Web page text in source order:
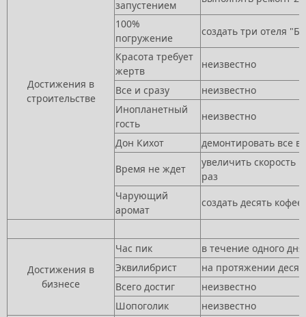
Достижения в
строительстве
запустением
100%
погружение
создать три отеля
Красота требует
жертв
неизвестно
Все и сразу
неизвестно
Инопланетный
гость
неизвестно
Дон Кихот
демонтировать все
Время не ждет
увеличить скорость
раз
Чарующий
аромат
создать десять
Достижения в
бизнесе
Час пик
в течение одного
Эквилибрист
на протяжении
Всего достиг
неизвестно
Шопоголик
неизвестно